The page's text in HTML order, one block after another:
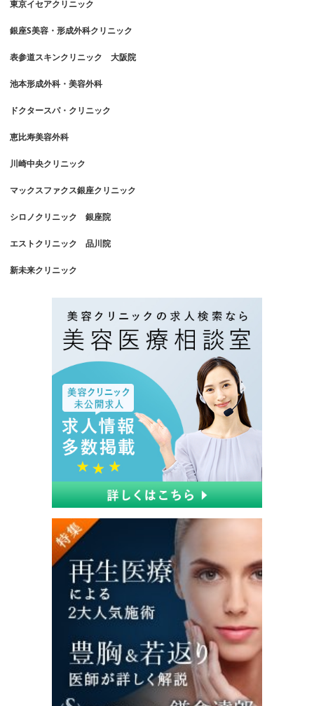
東京イセアクリニック
銀座S美容・形成外科クリニック
表参道スキンクリニック 大阪院
池本形成外科・美容外科
ドクタースパ・クリニック
恵比寿美容外科
川崎中央クリニック
マックスファクス銀座クリニック
シロノクリニック 銀座院
エストクリニック 品川院
新未来クリニック